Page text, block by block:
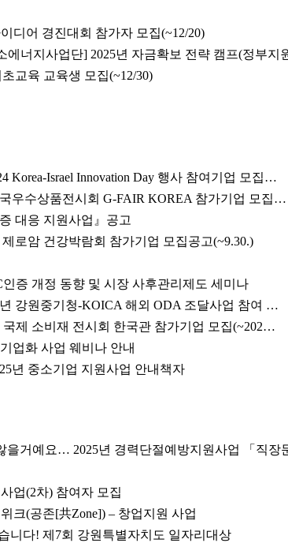
디어 경진대회 참가자 모집(~12/20)
에너지사업단] 2025년 자금확보 전략 캠프(정부
교육 교육생 모집(~12/30)
Korea-Israel Innovation Day 행사 참여기업 모집…
우수상품전시회 G-FAIR KOREA 참가기업 모집…
대응 지원사업』공고
로암 건강박람회 참가기업 모집공고(~9.30.)
증 개정 동향 및 시장 사후관리제도 세미나
강원중기청-KOICA 해외 ODA 조달사업 참여 …
제 소비재 전시회 한국관 참가기업 모집(~202…
업화 사업 웨비나 안내
년 중소기업 지원사업 안내책자
을거예요… 2025년 경력단절예방지원사업 「직장
업(2차) 참여자 모집
크(공존[共Zone]) – 창업지원 사업
니다! 제7회 강원특별자치도 일자리대상